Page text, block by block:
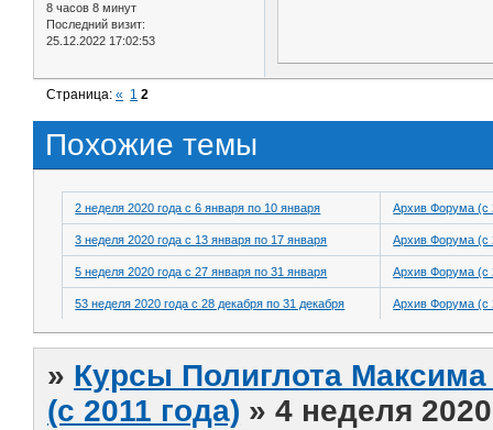
8 часов 8 минут
Последний визит:
25.12.2022 17:02:53
Страница:« 1 2
Похожие темы
2 неделя 2020 года с 6 января по 10 января Архив Форума (с
3 неделя 2020 года с 13 января по 17 января Архив Форума (с
5 неделя 2020 года с 27 января по 31 января Архив Форума (с
53 неделя 2020 года с 28 декабря по 31 декабря Архив Форума (с
» Курсы Полиглота
(с 2011 года) »4 неделя